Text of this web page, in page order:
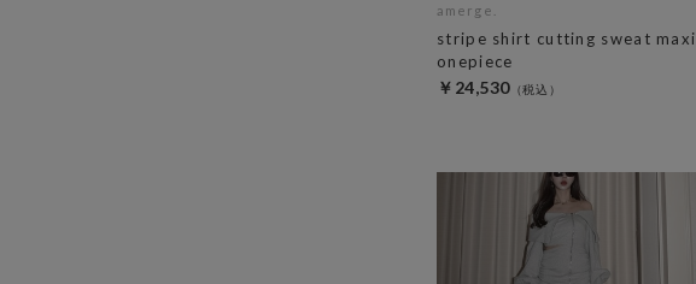
amerge.
stripe shirt cutting sweat maxi
onepiece
￥24,530